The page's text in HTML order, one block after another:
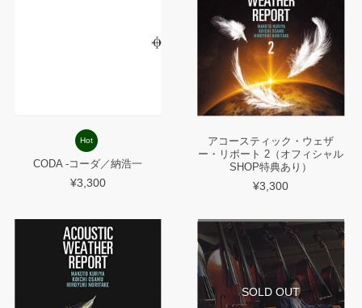
Hot
CODA -コーダ／納浩一
¥3,300
アコースティック・ウェザ
ー・リポート 2（オフィシャル
SHOP特典あり）
¥3,300
SOLD OUT